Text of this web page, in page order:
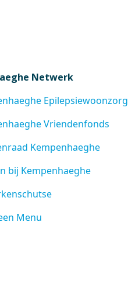
Netwerk
Epilepsiewoonzorg
Vriendenfonds
Kempenhaeghe
bij Kempenhaeghe
Menu